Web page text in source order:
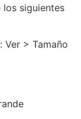
siguientes
Ver > Tamaño